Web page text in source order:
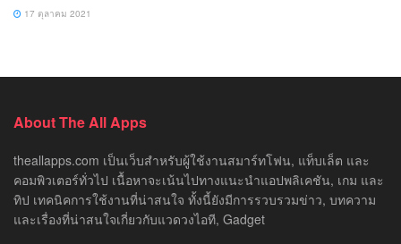
17 ตุลาคม 2021
About The All Apps
theallapps.com เป็นเว็บสำหรับผู้ใช้งานสมาร์ทโฟน, แท็บเล็ต และ
คอมพิวเตอร์ทั่วไป เนื้อหาจะเน้นไปทางแนะนำแอปพลิเคชัน, เกม และ
ทิป เทคนิคการใช้งานที่น่าสนใจ ทั้งนี้ยังมีการรวบรวมข่าว, บทความ
และเรื่องที่น่าสนใจเกี่ยวกับแวดวงไอที, Gadget